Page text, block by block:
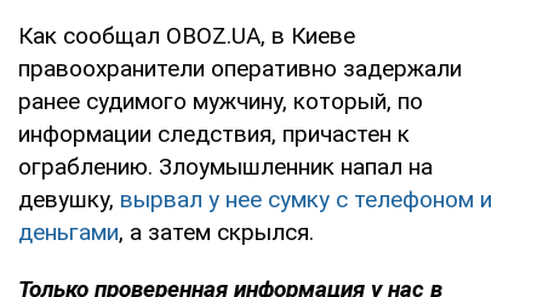
Как сообщал OBOZ.UA, в Киеве
правоохранители оперативно задержали
ранее судимого мужчину, который, по
информации следствия, причастен к
ограблению. Злоумышленник напал на
девушку, вырвал у нее сумку с телефоном и
деньгами, а затем скрылся.
Только проверенная информация у нас в